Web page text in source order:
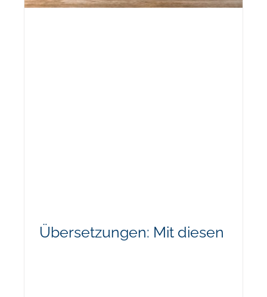
Übersetzungen: Mit diesen